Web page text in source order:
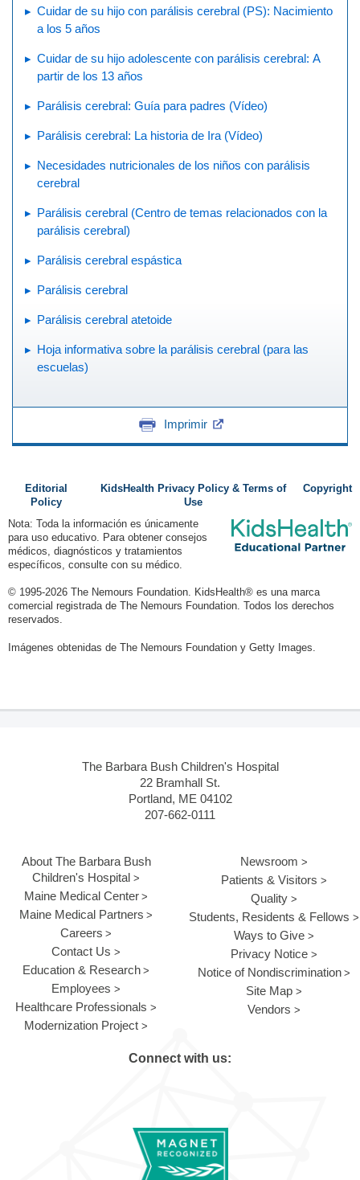
Cuidar de su hijo con parálisis cerebral (PS): Nacimiento
a los 5 años
Cuidar de su hijo adolescente con parálisis cerebral: A
partir de los 13 años
Parálisis cerebral: Guía para padres (Vídeo)
Parálisis cerebral: La historia de Ira (Vídeo)
Necesidades nutricionales de los niños con parálisis
cerebral
Parálisis cerebral (Centro de temas relacionados con la
parálisis cerebral)
Parálisis cerebral espástica
Parálisis cerebral
Parálisis cerebral atetoide
Hoja informativa sobre la parálisis cerebral (para las
escuelas)
Imprimir
Editorial
Policy
KidsHealth Privacy Policy & Terms of
Use
Copyright
Nota: Toda la información es únicamente
para uso educativo. Para obtener consejos
médicos, diagnósticos y tratamientos
específicos, consulte con su médico.
© 1995-2026 The Nemours Foundation. KidsHealth® es una marca
comercial registrada de The Nemours Foundation. Todos los derechos
reservados.
Imágenes obtenidas de The Nemours Foundation y Getty Images.
The Barbara Bush Children's Hospital
22 Bramhall St.
Portland, ME 04102
207-662-0111
About The Barbara Bush
Children's Hospital
Maine Medical Center
Maine Medical Partners
Careers
Contact Us
Education & Research
Employees
Healthcare Professionals
Modernization Project
Newsroom
Patients & Visitors
Quality
Students, Residents & Fellows
Ways to Give
Privacy Notice
Notice of Nondiscrimination
Site Map
Vendors
Connect with us: